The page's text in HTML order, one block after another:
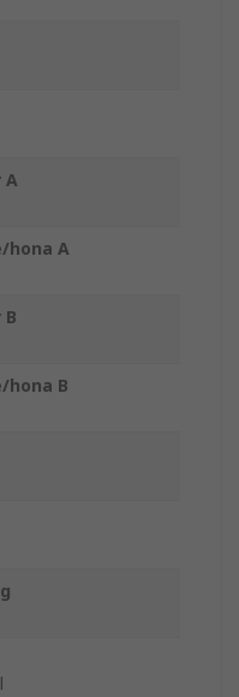
A
hona A
hona B